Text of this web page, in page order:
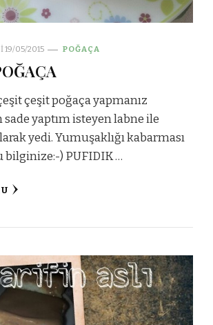
19/05/2015 POĞAÇA
çeşit poğaça yapmanız
yaptım isteyen labne ile
yedi. Yumuşaklığı kabarması
bilginize:-) PUFIDIK …